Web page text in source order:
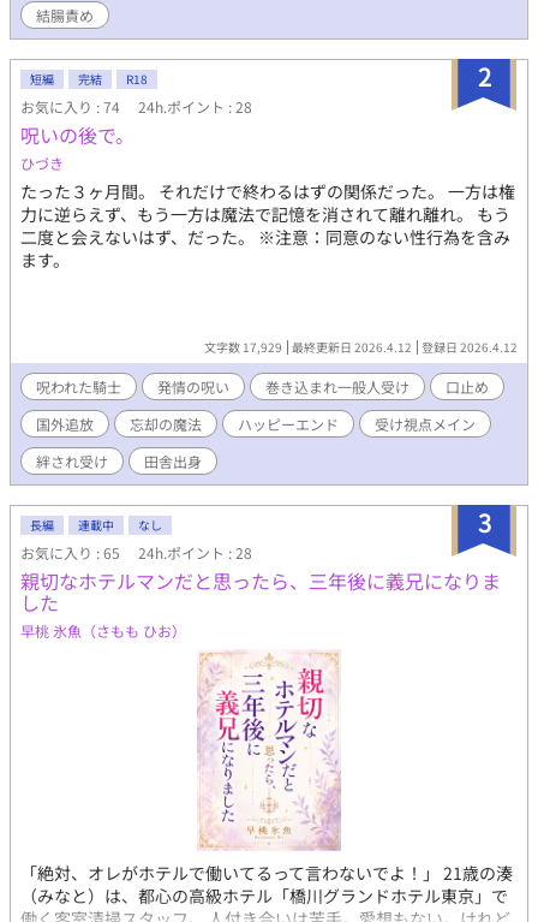
結腸責め
2
短編 完結 R18
お気に入り : 74 24h.ポイント : 28
呪いの後で。
ひづき
たった３ヶ月間。 それだけで終わるはずの関係だった。 一方は権
力に逆らえず、もう一方は魔法で記憶を消されて離れ離れ。 もう
二度と会えないはず、だった。 ※注意：同意のない性行為を含み
ます。
文字数 17,929 最終更新日 2026.4.12 登録日 2026.4.12
呪われた騎士 発情の呪い 巻き込まれ一般人受け
口止め
国外追放
忘却の魔法 ハッピーエンド
受け視点メイン
絆され受け
田舎出身
3
長編 連載中 なし
お気に入り : 65 24h.ポイント : 28
親切なホテルマンだと思ったら、三年後に義兄になりま
した
早桃 氷魚（さもも ひお）
「絶対、オレがホテルで働いてるって言わないでよ！」 21歳の湊
（みなと）は、都心の高級ホテル「橋川グランドホテル東京」で